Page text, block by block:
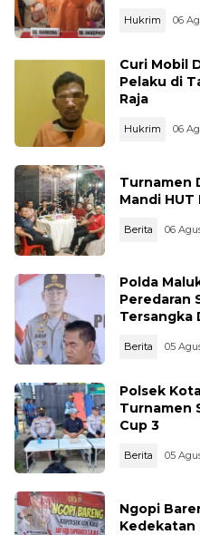
Hukrim 06
Curi Mobil
Pelaku di
Raja
Hukrim 06
Turnamen
Mandi
Berita 06
Polda
Peredaran
Tersangka
Berita 05
Polsek
Turnamen
Cup 3
Berita 05
Ngopi
Kedekatan